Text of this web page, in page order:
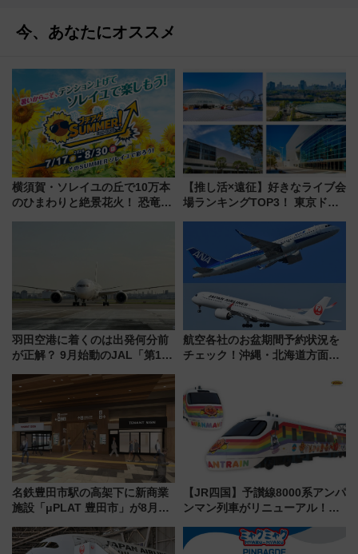
今、あなたにオススメ
横須賀・ソレイユの丘で10万本
のひまわりと絶景花火！ 恐竜や
【推し活×遠征】好きなライブ会
場ランキングTOP3！ 東京ドー
由と交通アクセス術、ライブ会
場に何を求める？
羽田空港に着くのは出発何分前
が正解？ 9月始動のJAL「第1タ
歩1キロ超え！ 知っておきたい
変更点まとめ
航空各社のお盆期間予約状況を
チェック！沖縄・北海道方面は
日は？
名鉄豊田市駅の高架下に新商業
施設「μPLAT 豊田市」が8月26
たな玄関口へ
【JR四国】予讃線8000系アンパ
ンマン列車がリニューアル！内
今年12月